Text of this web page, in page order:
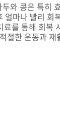
와 콩은 특히
마나 빨리 회
를 통해 회복
절한 운동과 재